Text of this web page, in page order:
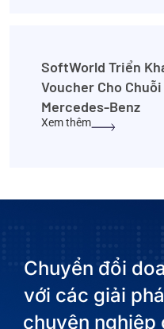
SoftWorld Triển
Voucher Cho
Mercedes-Benz
Xem thêm
Chuyển đổi
với các giải
chuyên nghiệp